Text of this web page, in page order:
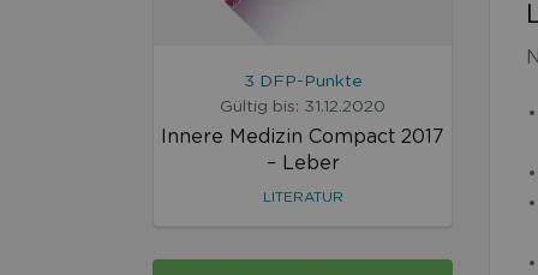
3 DFP-Punkte
Gültig bis: 31.12.2020
Innere Medizin Compact 2017
– Leber
LITERATUR